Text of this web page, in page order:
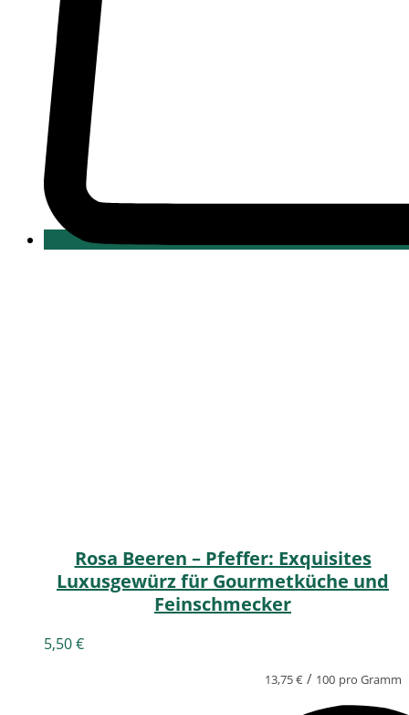
Rosa Beeren – Pfeffer: Exquisites
Luxusgewürz für Gourmetküche und
Feinschmecker
5,50€
13,75€ / 100 pro Gramm